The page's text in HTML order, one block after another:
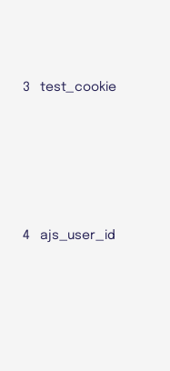
3 test_cookie
4 ajs_user_id